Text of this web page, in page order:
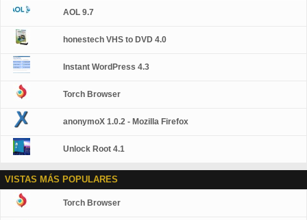
AOL 9.7
honestech VHS to DVD 4.0
Instant WordPress 4.3
Torch Browser
anonymoX 1.0.2 - Mozilla Firefox
Unlock Root 4.1
VISTAS MÁS POPULARES
Torch Browser